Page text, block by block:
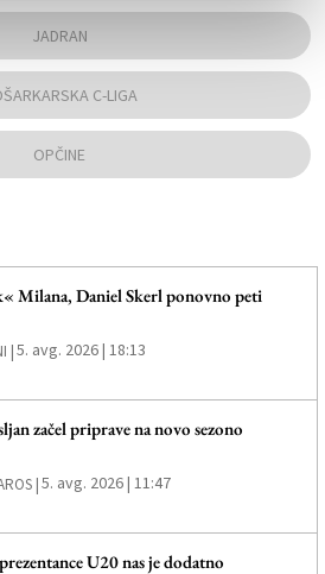
JADRAN
C-LIGA
OPČINE
Milana, Daniel Skerl ponovno peti
|5. avg. 2026 | 18:13
začel priprave na novo sezono
|5. avg. 2026 | 11:47
U20 nas je dodatno